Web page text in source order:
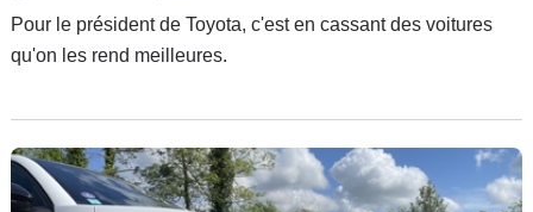
Pour le président de Toyota, c'est en cassant des voitures
qu'on les rend meilleures.